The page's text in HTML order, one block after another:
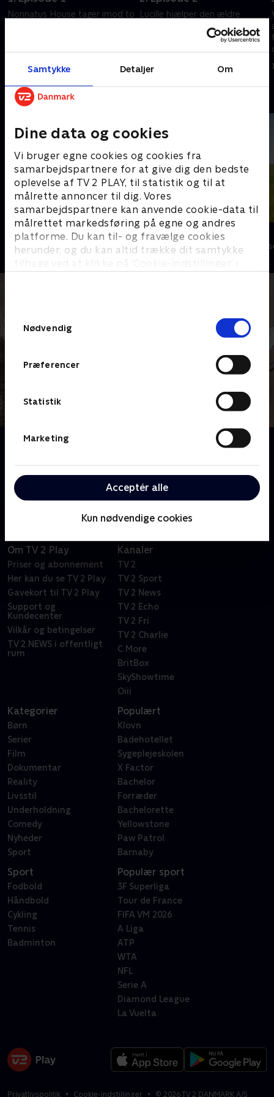
Samtykke Detaljer Om
Dine data og cookies
Vi bruger egne cookies og cookies fra
samarbejdspartnere for at give dig den bedste
oplevelse af TV 2 PLAY, til statistik og til at
målrette annoncer til dig. Vores
samarbejdspartnere kan anvende cookie-data til
målrettet markedsføring på egne og andres
platforme. Du kan til- og fravælge cookies
herunder, og du kan altid trække dit samtykke
tilbage ved at klikke på ’Cookie-indstillinger’ i
Nødvendig
Præferencer
Statistik
Marketing
Acceptér alle
Kun nødvendige cookies
Nonnatus House tager imod to
1. maj 2023 • 58 min
Lucille hjælper den ældre
Clarice, som kæmper for at
bevare sin uafhængighed,
mystisk sygdom.
1. maj 2023 • 58 min
Andre så også
Badehotellet
Drama • 10 sæsoner
Doc Martin
Drama • 10
Om Jordemoderen
sygeplejersker og jordemødre fra London midt i
1900-tallet. Baseret på Jennifer Worths erindringer.
Om TV 2 Play
Priser og abonnement
Her kan du se TV 2 Play
Gavekort til TV 2 Play
Support og
Kundecenter
Vilkår og betingelser
TV 2 NEWS i offentligt
rum
Kanaler
TV 2
TV 2 Sport
TV 2 News
TV 2 Echo
TV 2 Fri
TV 2 Charlie
C More
BritBox
SkyShowtime
Oiii
Kategorier
Børn
Serier
Film
Dokumentar
Reality
Livsstil
Underholdning
Comedy
Nyheder
Sport
Populært
Klovn
Badehotellet
Sygeplejeskolen
X Factor
Bachelor
Forræder
Bachelorette
Yellowstone
Paw Patrol
Barnaby
Sport
Fodbold
Håndbold
Cykling
Tennis
Badminton
Populær sport
3F Superliga
Tour de France
FIFA VM 2026
A Liga
ATP
WTA
NFL
Serie A
Diamond League
La Vuelta
Privatlivspolitik Cookie-indstillinger © 2026TV 2 DANMARK A/S